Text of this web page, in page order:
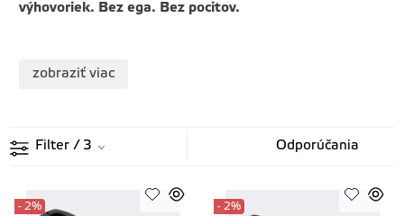
výhovoriek. Bez ega. Bez pocitov.
zobraziť viac
Filter / 3
- 2%
- 2%